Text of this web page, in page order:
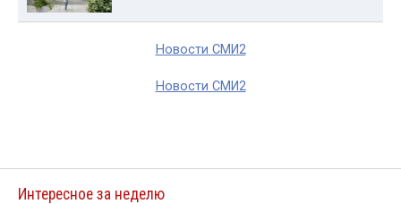
Новости СМИ2
Новости СМИ2
Интересное за неделю